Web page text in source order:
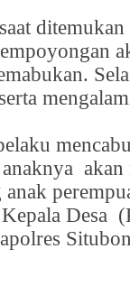
akan
anak
Desa